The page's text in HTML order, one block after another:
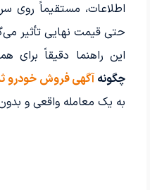
اطلاعات، مستقیماً روی
حتی قیمت نهایی تأثیر
این راهنما دقیقاً برای
چگونه آگهی فروش خودرو
به یک معامله واقعی و